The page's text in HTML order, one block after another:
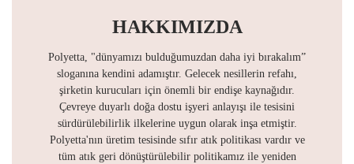
HAKKIMIZDA
Polyetta, "dünyamızı bulduğumuzdan daha iyi bırakalım”
sloganına kendini adamıştır. Gelecek nesillerin refahı,
şirketin kurucuları için önemli bir endişe kaynağıdır.
Çevreye duyarlı doğa dostu işyeri anlayışı ile tesisini
sürdürülebilirlik ilkelerine uygun olarak inşa etmiştir.
Polyetta'nın üretim tesisinde sıfır atık politikası vardır ve
tüm atık geri dönüştürülebilir politikamız ile yeniden